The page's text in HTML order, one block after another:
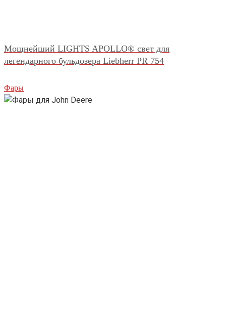
Мощнейший LIGHTS APOLLO® свет для
легендарного бульдозера Liebherr PR 754
Фары